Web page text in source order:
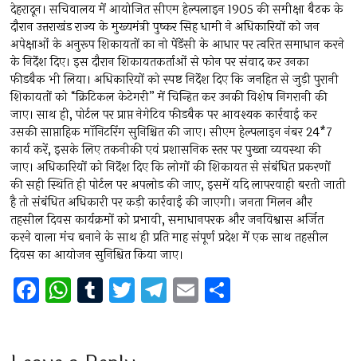
देहरादून। सचिवालय में आयोजित सीएम हेल्पलाइन 1905 की समीक्षा बैठक के
दौरान उत्तराखंड राज्य के मुख्यमंत्री पुष्कर सिह धामी ने अधिकारियों को जन
अपेक्षाओं के अनुरूप शिकायतों का नो पेंडेंसी के आधार पर त्वरित समाधान करने
के निर्देश दिए। इस दौरान शिकायतकर्ताओं से फोन पर संवाद कर उनका
फीडबैक भी लिया। अधिकारियों को स्पष्ट निर्देश दिए कि जनहित से जुड़ी पुरानी
शिकायतों को “क्रिटिकल केटेगरी” में चिन्हित कर उनकी विशेष निगरानी की
जाए। साथ ही, पोर्टल पर प्राप्त नेगेटिव फीडबैक पर आवश्यक कार्रवाई कर
उसकी साप्ताहिक मॉनिटरिंग सुनिश्चित की जाए। सीएम हेल्पलाइन नंबर 24*7
कार्य करें, इसके लिए तकनीकी एवं प्रशासनिक स्तर पर पुख्ता व्यवस्था की
जाए। अधिकारियों को निर्देश दिए कि लोगों की शिकायत से संबंधित प्रकरणों
की सही स्थिति ही पोर्टल पर अपलोड की जाए, इसमें यदि लापरवाही बरती जाती
है तो संबंधित अधिकारी पर कड़ी कार्रवाई की जाएगी। जनता मिलन और
तहसील दिवस कार्यक्रमों को प्रभावी, समाधानपरक और जनविश्वास अर्जित
करने वाला मंच बनाने के साथ ही प्रति माह संपूर्ण प्रदेश में एक साथ तहसील
दिवस का आयोजन सुनिश्चित किया जाए।
F
a
W
h
T
u
T
wi
T
el
E
m